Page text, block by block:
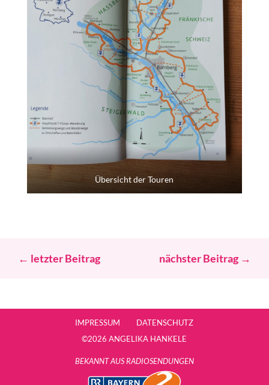
Übersicht der Touren
← letzter Beitrag nächster Beitrag→
IMPRESSUM
DATENSCHUTZ
©2026 ANGELIKA HANKELE
BEKANNT AUS RADIOSENDUNGEN